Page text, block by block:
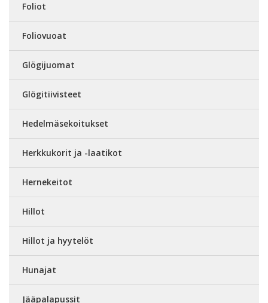
Foliot
Foliovuoat
Glögijuomat
Glögitiivisteet
Hedelmäsekoitukset
Herkkukorit ja -laatikot
Hernekeitot
Hillot
Hillot ja hyytelöt
Hunajat
Jääpalapussit